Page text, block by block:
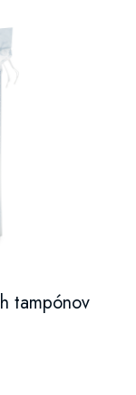
tampónov